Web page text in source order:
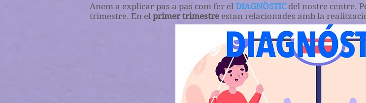
Anem a explicar pas a pas com fer el DIAGNÒSTICdel nostre centre.
trimestre. En el primer trimestre estan relacionades amb la